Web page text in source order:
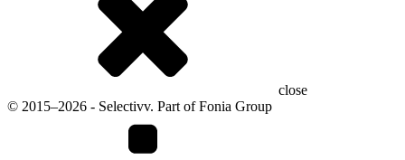
close
© 2015–2026 - Selectivv. Part of Fonia Group